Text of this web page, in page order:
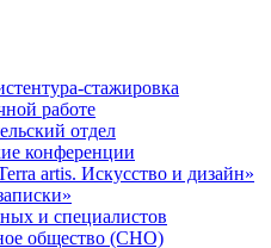
стажировка
работе
отдел
конференции
artis. Искусство и дизайн»
и специалистов
общество (СНО)